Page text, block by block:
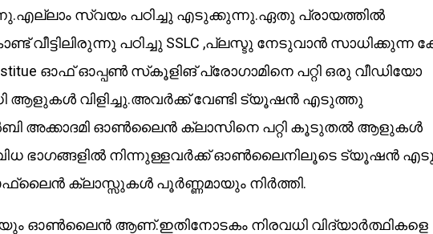
സ്വയം പഠിച്ചു എടുക്കുന്നു.ഏതു പ്രായത്തിൽ
പഠിച്ചു SSLC ,പ്ലസ്ടു നേടുവാൻ സാധിക്കുന്ന
ഓഫ് ഓപ്പൺ സ്‌കൂളിങ് പ്രോഗാമിനെ പറ്റി ഒരു വീഡിയോ
ആളുകൾ വിളിച്ചു.അവർക്ക് വേണ്ടി ട്യൂഷൻ എടുത്തു
അക്കാദമി ഓൺലൈൻ ക്ലാസിനെ പറ്റി കൂടുതൽ ആളുകൾ
ഭാഗങ്ങളിൽ നിന്നുള്ളവർക്ക് ഓൺലൈനിലൂടെ ട്യൂഷൻ
ക്ലാസ്സുകൾ പൂർണ്ണമായും നിർത്തി.
ഓൺലൈൻ ആണ്.ഇതിനോടകം നിരവധി വിദ്യാർത്ഥികളെ